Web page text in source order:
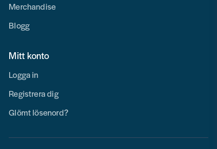
Merchandise
Blogg
Mitt konto
Logga in
Registrera dig
Glömt lösenord?